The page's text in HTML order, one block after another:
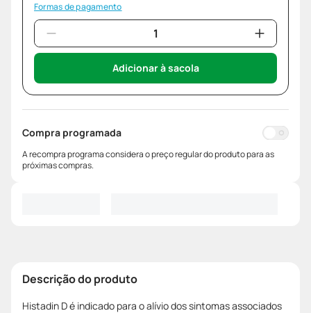
Formas de pagamento
Adicionar à sacola
Compra programada
A recompra programa considera o preço regular do produto para as
próximas compras.
Descrição do produto
Histadin D é indicado para o alívio dos sintomas associados